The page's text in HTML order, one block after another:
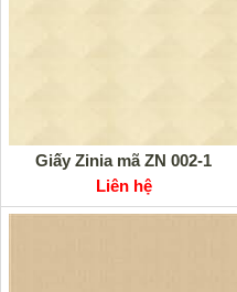
Giấy Zinia mã ZN 002-1
Liên hệ